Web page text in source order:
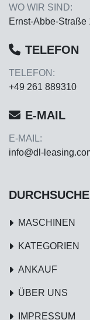
WO WIR SIND:
Ernst-Abbe-
TELEFON
TELEFON:
+49 261 889310
E-MAIL
E-MAIL:
info@dl-
MASCHINEN
KATEGORIEN
ANKAUF
ÜBER UNS
IMPRESSUM